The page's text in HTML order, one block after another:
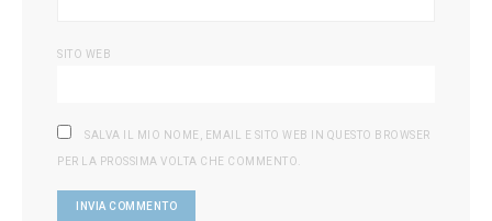
SITO WEB
SALVA IL MIO NOME, EMAIL E SITO WEB IN QUESTO BROWSER
PER LA PROSSIMA VOLTA CHE COMMENTO.